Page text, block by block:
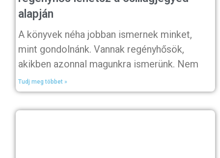
alapján
A könyvek néha jobban ismernek minket,
mint gondolnánk. Vannak regényhősök,
akikben azonnal magunkra ismerünk. Nem
Tudj meg többet »